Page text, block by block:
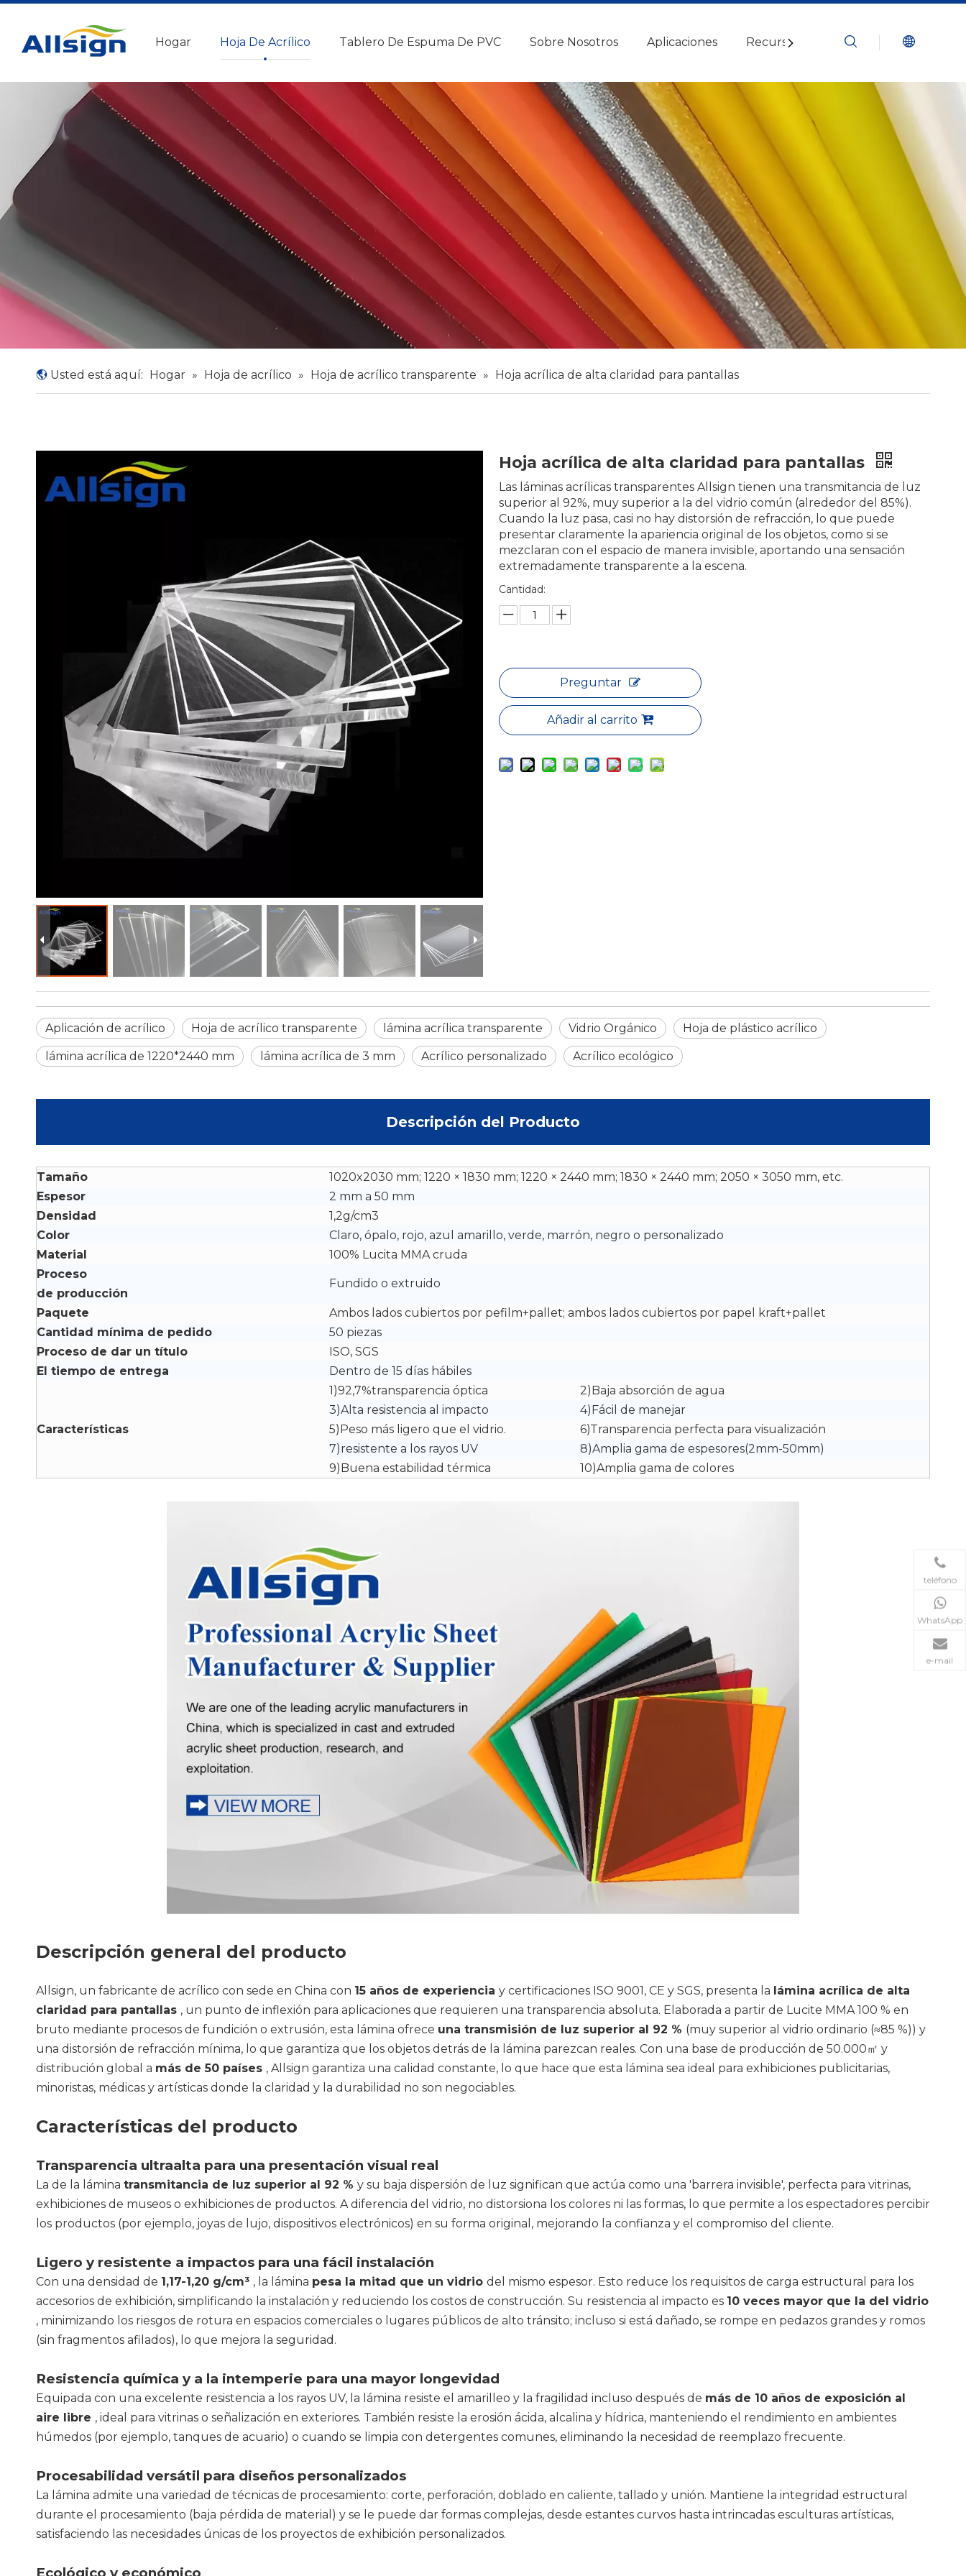
Hogar Hoja De Acrílico Tablero De Espuma De PVC Sobre Nosotros Aplicaciones Recursos Blogs Contáctenos
Usted está aquí: Hogar » Hoja de acrílico » Hoja de acrílico transparente » Hoja acrílica de alta claridad para pantallas
Hoja acrílica de alta claridad para pantallas
Las láminas acrílicas transparentes Allsign tienen una transmitancia de luz
superior al 92%, muy superior a la del vidrio común (alrededor del 85%).
Cuando la luz pasa, casi no hay distorsión de refracción, lo que puede
presentar claramente la apariencia original de los objetos, como si se
mezclaran con el espacio de manera invisible, aportando una sensación
extremadamente transparente a la escena.
Cantidad:
Preguntar
Añadir al carrito
Aplicación de acrílico Hoja de acrílico transparente lámina acrílica transparente Vidrio Orgánico Hoja de plástico acrílico
lámina acrílica de 1220*2440 mm lámina acrílica de 3 mm Acrílico personalizado Acrílico ecológico
Descripción del Producto
Tamaño
1020x2030 mm; 1220 × 1830 mm; 1220 × 2440 mm; 1830 × 2440 mm; 2050 × 3050 mm, etc.
Espesor
2 mm a 50 mm
Densidad
1,2g/cm3
Color
Claro, ópalo, rojo, azul amarillo, verde, marrón, negro o personalizado
Material
100% Lucita MMA cruda
Proceso
de producción
Fundido o extruido
Paquete
Ambos lados cubiertos por pefilm+pallet; ambos lados cubiertos por papel kraft+pallet
Cantidad mínima de pedido
50 piezas
Proceso de dar un título
ISO, SGS
El tiempo de entrega
Dentro de 15 días hábiles
Características
1)92,7%transparencia óptica
2)Baja absorción de agua
3)Alta resistencia al impacto
4)Fácil de manejar
5)Peso más ligero que el vidrio.
6)Transparencia perfecta para visualización
7)resistente a los rayos UV
8)Amplia gama de espesores(2mm-50mm)
9)Buena estabilidad térmica
10)Amplia gama de colores
Descripción general del producto
Allsign, un fabricante de acrílico con sede en China con 15 años de experiencia y certificaciones ISO 9001, CE y SGS, presenta la lámina acrílica de alta
claridad para pantallas , un punto de inflexión para aplicaciones que requieren una transparencia absoluta. Elaborada a partir de Lucite MMA 100 % en
bruto mediante procesos de fundición o extrusión, esta lámina ofrece una transmisión de luz superior al 92 % (muy superior al vidrio ordinario (≈85 %)) y
una distorsión de refracción mínima, lo que garantiza que los objetos detrás de la lámina parezcan reales. Con una base de producción de 50.000㎡ y
distribución global a más de 50 países , Allsign garantiza una calidad constante, lo que hace que esta lámina sea ideal para exhibiciones publicitarias,
minoristas, médicas y artísticas donde la claridad y la durabilidad no son negociables.
Características del producto
Transparencia ultraalta para una presentación visual real
La de la lámina transmitancia de luz superior al 92 % y su baja dispersión de luz significan que actúa como una 'barrera invisible', perfecta para vitrinas,
exhibiciones de museos o exhibiciones de productos. A diferencia del vidrio, no distorsiona los colores ni las formas, lo que permite a los espectadores percibir
los productos (por ejemplo, joyas de lujo, dispositivos electrónicos) en su forma original, mejorando la confianza y el compromiso del cliente.
Ligero y resistente a impactos para una fácil instalación
Con una densidad de 1,17-1,20 g/cm³ , la lámina pesa la mitad que un vidrio del mismo espesor. Esto reduce los requisitos de carga estructural para los
accesorios de exhibición, simplificando la instalación y reduciendo los costos de construcción. Su resistencia al impacto es 10 veces mayor que la del vidrio
, minimizando los riesgos de rotura en espacios comerciales o lugares públicos de alto tránsito; incluso si está dañado, se rompe en pedazos grandes y romos
(sin fragmentos afilados), lo que mejora la seguridad.
Resistencia química y a la intemperie para una mayor longevidad
Equipada con una excelente resistencia a los rayos UV, la lámina resiste el amarilleo y la fragilidad incluso después de más de 10 años de exposición al
aire libre , ideal para vitrinas o señalización en exteriores. También resiste la erosión ácida, alcalina y hídrica, manteniendo el rendimiento en ambientes
húmedos (por ejemplo, tanques de acuario) o cuando se limpia con detergentes comunes, eliminando la necesidad de reemplazo frecuente.
Procesabilidad versátil para diseños personalizados
La lámina admite una variedad de técnicas de procesamiento: corte, perforación, doblado en caliente, tallado y unión. Mantiene la integridad estructural
durante el procesamiento (baja pérdida de material) y se le puede dar formas complejas, desde estantes curvos hasta intrincadas esculturas artísticas,
satisfaciendo las necesidades únicas de los proyectos de exhibición personalizados.
teléfono
WhatsApp
e-mail